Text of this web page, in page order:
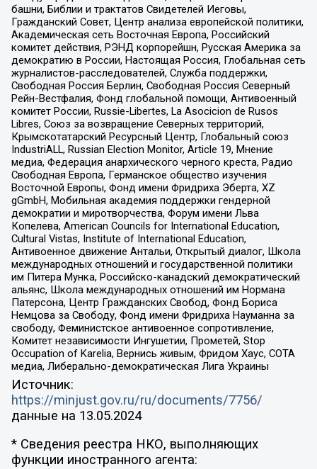
башни, Библии и трактатов Свидетелей Иеговы,
Гражданский Совет, Центр анализа европейской политики,
Академическая сеть Восточная Европа, Российский
комитет действия, РЭНД корпорейшн, Русская Америка за
демократию в России, Настоящая Россия, Глобальная сеть
журналистов-расследователей, Служба поддержки,
Свободная Россия Берлин, Свободная Россия Северный
Рейн-Вестфалия, Фонд глобальной помощи, Антивоенный
комитет России, Russie-Libertes, La Asocicion de Rusos
Libres, Союз за возвращение Северных территорий,
Крымскотатарский Ресурсный Центр, Глобальный союз
IndustriALL, Russian Election Monitor, Article 19, Мнение
медиа, Федерация анархического черного креста, Радио
Свободная Европа, Германское общество изучения
Восточной Европы, Фонд имени Фридриха Эберта, XZ
gGmbH, Мобильная академия поддержки гендерной
демократии и миротворчества, Форум имени Льва
Копелева, American Councils for International Education,
Cultural Vistas, Institute of International Education,
Антивоенное движение Антальи, Открытый диалог, Школа
международных отношений и государственной политики
им Питера Мунка, Российско-канадский демократический
альянс, Школа международных отношений им Нормана
Патерсона, Центр Гражданских Свобод, Фонд Бориса
Немцова за Свободу, Фонд имени Фридриха Науманна за
свободу, Феминистское антивоенное сопротивление,
Комитет независимости Ингушетии, Прометей, Stop
Occupation of Karelia, Вернись живым, Фридом Хаус, СОТА
медиа, Либерально-демократическая Лига Украины
Источник:
https://minjust.gov.ru/ru/documents/7756/
данные на 13.05.2024
* Сведения реестра НКО, выполняющих
функции иностранного агента: